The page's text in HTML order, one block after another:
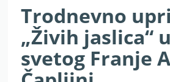
Trodnevno
„Živih jaslica“
svetog Franje